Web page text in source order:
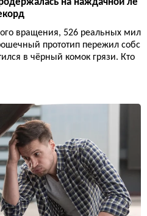
на наждачной ле
вращения, 526 реальных мил
прототип пережил собс
в чёрный комок грязи. Кто